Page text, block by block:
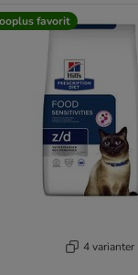
favorit
4 varianter